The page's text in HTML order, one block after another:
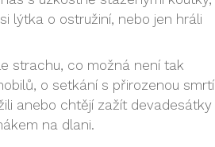
lýtka o ostružiní, nebo jen hráli
strachu, co možná není tak
o setkání s přirozenou smrtí
anebo chtějí zažít devadesátky
na dlani.